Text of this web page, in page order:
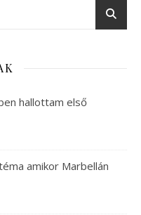
hallottam első
amikor Marbellán